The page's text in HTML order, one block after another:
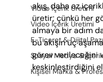
Video İçerik Üretimi
Video İçerik Üretimi
E-Ticaret & Dijital
Sosyal Medya &
Kişisel Marka &
akış, daha az
üretir; çünkü her
almaya bir adım
bu akışın üç
görev verileceğini
keskinleştirdiğini